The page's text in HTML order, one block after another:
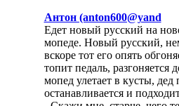
Антон (anton600@yand
Едет новый русский на
мопеде. Новый русский,
вскоре тот его опять
топит педаль, разгоняется
мопед улетает в кусты,
останавливается и